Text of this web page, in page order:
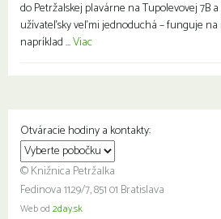
do Petržalskej plavárne na Tupolevovej 7B
užívateľsky veľmi jednoduchá – funguje
napríklad ...Viac
Otváracie hodiny a kontakty:
© Knižnica Petržalka
Fedinova 1129/7, 851 01 Bratislava
Web od 2day.sk